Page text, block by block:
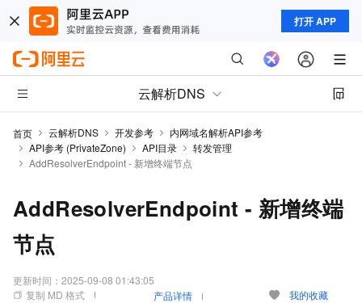
打开 APP
云解析DNS
首页 云解析DNS 开发参考
内网域名解析API参考
API参考 (PrivateZone)
API目录
转发管理
AddResolverEndpoint - 新增终端节点
AddResolverEndpoint - 新增终端
节点
更新时间： 2025-09-08 01:43:05
复制 MD 格式
产品详情 我的收藏